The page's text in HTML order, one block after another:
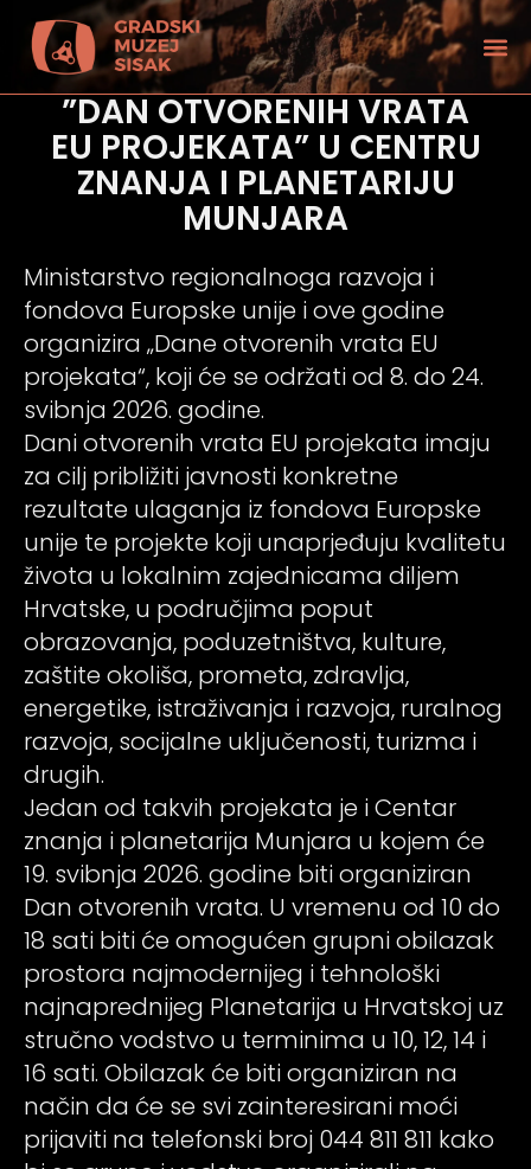
”DAN OTVORENIH VRATA
EU PROJEKATA” U CENTRU
ZNANJA I PLANETARIJU
MUNJARA
Ministarstvo regionalnoga razvoja i
fondova Europske unije i ove godine
organizira „Dane otvorenih vrata EU
projekata“, koji će se održati od 8. do 24.
svibnja 2026. godine.
Dani otvorenih vrata EU projekata imaju
za cilj približiti javnosti konkretne
rezultate ulaganja iz fondova Europske
unije te projekte koji unaprjeđuju kvalitetu
života u lokalnim zajednicama diljem
Hrvatske, u područjima poput
obrazovanja, poduzetništva, kulture,
zaštite okoliša, prometa, zdravlja,
energetike, istraživanja i razvoja, ruralnog
razvoja, socijalne uključenosti, turizma i
drugih.
Jedan od takvih projekata je i Centar
znanja i planetarija Munjara u kojem će
19. svibnja 2026. godine biti organiziran
Dan otvorenih vrata. U vremenu od 10 do
18 sati biti će omogućen grupni obilazak
prostora najmodernijeg i tehnološki
najnaprednijeg Planetarija u Hrvatskoj uz
stručno vodstvo u terminima u 10, 12, 14 i
16 sati. Obilazak će biti organiziran na
način da će se svi zainteresirani moći
prijaviti na telefonski broj 044 811 811 kako
vida